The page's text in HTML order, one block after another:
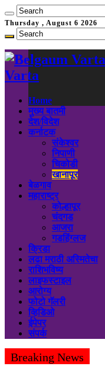
Thursday , August 6 2026
Varta
Home
मुख्य बातमी
देश/विदेश
कर्नाटक
संकेश्वर
निपाणी
चिकोडी
खानापूर
बेळगाव
महाराष्ट्र
कोल्हापूर
चंदगड
आजरा
गडहिंग्लज
क्रिडा
लढा मराठी अस्मितेचा
राशिभविष्य
लाइफस्टाइल
आरोग्य
फोटो गॅलरी
व्हिडिओ
ईपेपर
संपर्क
Breaking News